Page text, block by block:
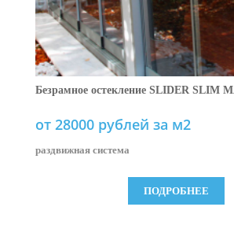
Безрамное остекление SLIDER SLIM
от 28000 рублей за м2
раздвижная система
ПОДРОБНЕЕ